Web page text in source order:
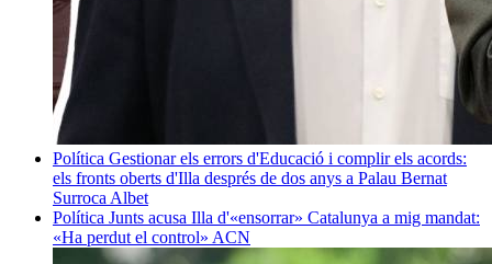
Política Gestionar els errors d'Educació i complir els acords:
els fronts oberts d'Illa després de dos anys a Palau Bernat
Surroca Albet
Política Junts acusa Illa d'«ensorrar» Catalunya a mig mandat:
«Ha perdut el control» ACN